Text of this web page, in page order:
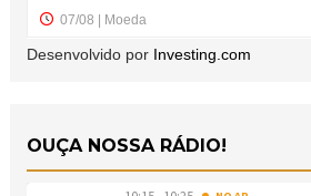
Desenvolvido por Investing.com
OUÇA NOSSA RÁDIO!